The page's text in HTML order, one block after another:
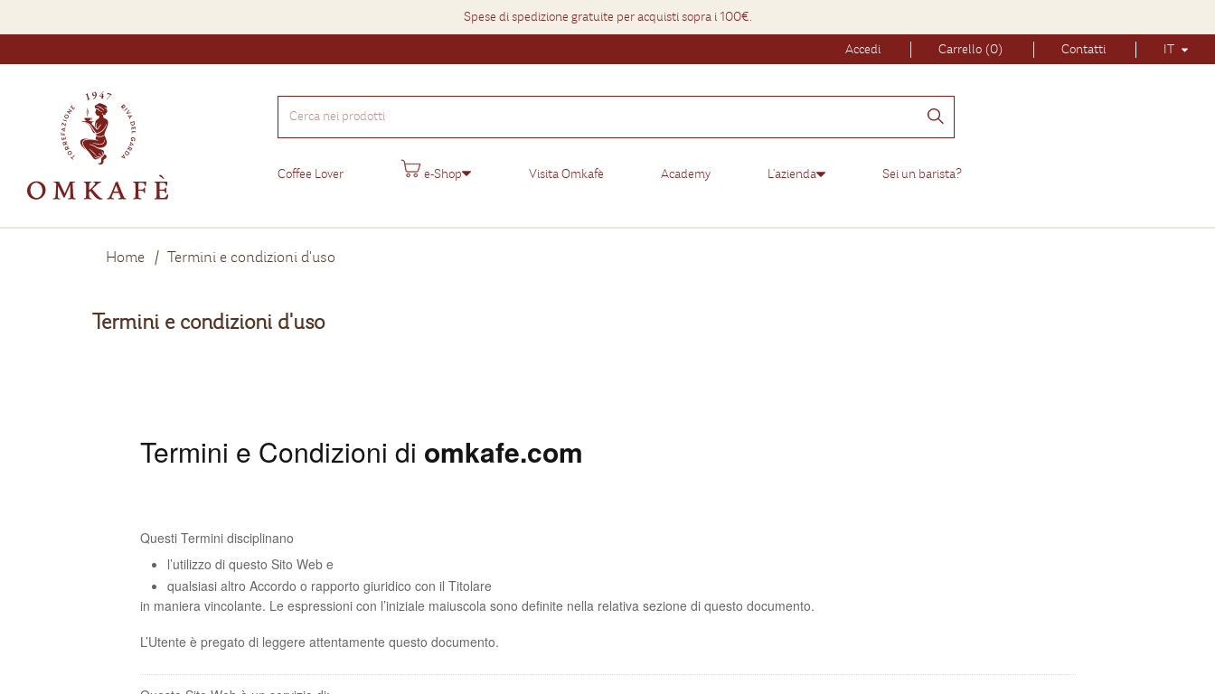
Spese di spedizione gratuite per acquisti sopra i 100€.
Accedi Carrello (0) Contatti IT
Cerca
nei
prodotti
Coffee Lover e-Shop Visita Omkafè Academy L'azienda Sei un barista?
Home Termini e condizioni d'uso
Termini e condizioni d'uso
Termini e Condizioni di omkafe.com
Questi Termini disciplinano
l’utilizzo di questo Sito Web e
qualsiasi altro Accordo o rapporto giuridico con il Titolare
in maniera vincolante. Le espressioni con l’iniziale maiuscola sono definite nella relativa sezione di questo documento.
L’Utente è pregato di leggere attentamente questo documento.